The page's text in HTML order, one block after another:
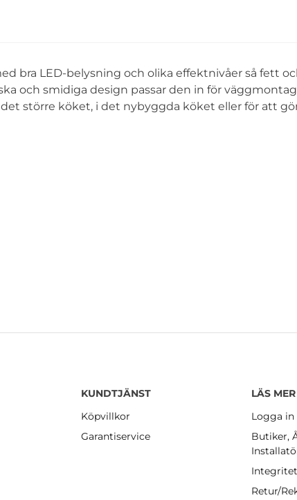
bra LED-belysning och olika effektnivåer så fett
och smidiga design passar den in för
större köket, i det nybyggda köket eller för att
KUNDTJÄNST
Köpvillkor
Garantiservice
LÄS MER
Logga in
Butiker,
Integritet
Retur/